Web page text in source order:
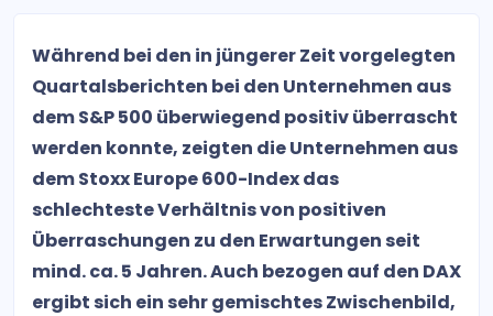
Während bei den in jüngerer Zeit vorgelegten
Quartalsberichten bei den Unternehmen aus
dem S&P 500 überwiegend positiv überrascht
werden konnte, zeigten die Unternehmen aus
dem Stoxx Europe 600-Index das
schlechteste Verhältnis von positiven
Überraschungen zu den Erwartungen seit
mind. ca. 5 Jahren. Auch bezogen auf den DAX
ergibt sich ein sehr gemischtes Zwischenbild,